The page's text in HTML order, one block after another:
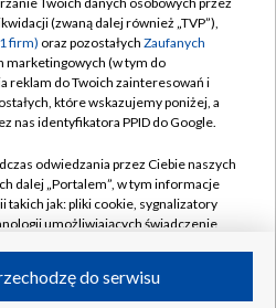
Sklep TVP
Reklamy
Handlowa
w TVP
Programowa
przetargowe
Telewizyjna
prywatności
zgody
reklamy
Kanały
Spółka Akcyjna w likwidacji
(zwaną dalej również „TVP”),
firm) oraz pozostałych Zaufanych
marketingowych (w tym do
reklam do Twoich zainteresowań i
które wskazujemy poniżej, a
nas identyfikatora PPID do Google.
odwiedzania przez Ciebie naszych
dalej „Portalem”, w tym informacje
takich jak: pliki cookie, sygnalizatory
umożliwiających świadczenie
do serwisu